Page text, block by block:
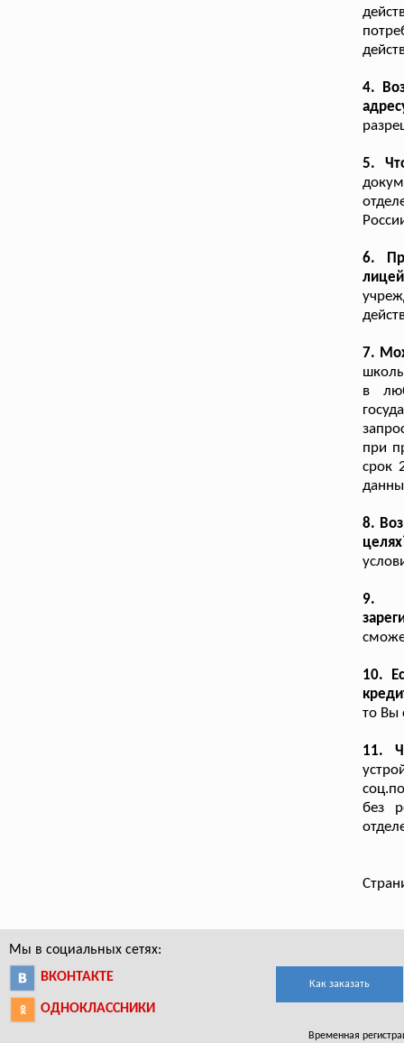
4.
5.
6.
7.
в
при
срок
8.
9.
10.
то Вы
11.
без
Мы в социальных сетях:
ВКОНТАКТЕ
ОДНОКЛАССНИКИ
Как заказать
Временная